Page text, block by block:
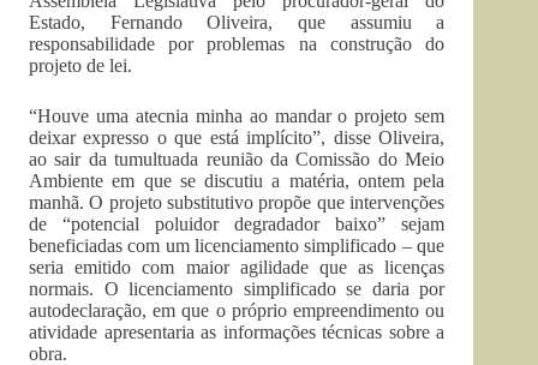
Estado, Fernando Oliveira, que assumiu a
responsabilidade por problemas na construção do
projeto de lei.
“Houve uma atecnia minha ao mandar o projeto sem
deixar expresso o que está implícito”, disse Oliveira,
ao sair da tumultuada reunião da Comissão do Meio
Ambiente em que se discutiu a matéria, ontem pela
manhã. O projeto substitutivo propõe que intervenções
de “potencial poluidor degradador baixo” sejam
beneficiadas com um licenciamento simplificado – que
seria emitido com maior agilidade que as licenças
normais. O licenciamento simplificado se daria por
autodeclaração, em que o próprio empreendimento ou
atividade apresentaria as informações técnicas sobre a
obra.